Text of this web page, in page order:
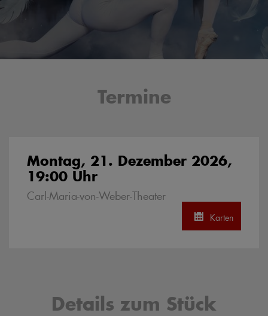
Termine
Montag, 21. Dezember 2026,
19:00 Uhr
Carl-Maria-von-Weber-Theater
Karten
Details zum Stück